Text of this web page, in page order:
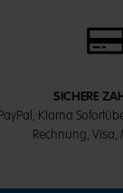
SICHERE
PayPal, Klarna
Rechnung, Visa,